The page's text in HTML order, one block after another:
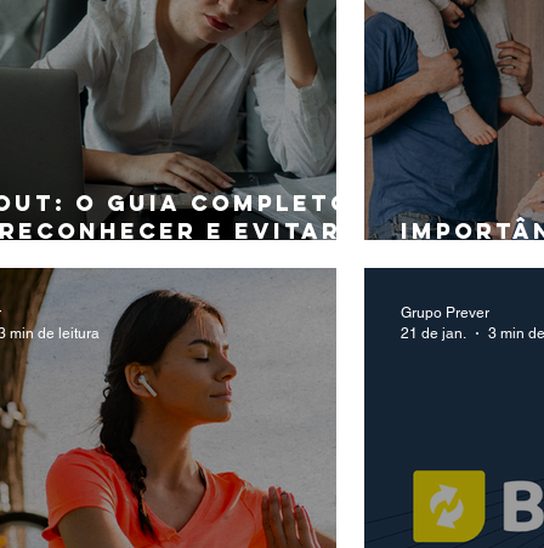
o guia completo
e evitar o
min de leitura
Grupo Prever
21 de jan.
3 min